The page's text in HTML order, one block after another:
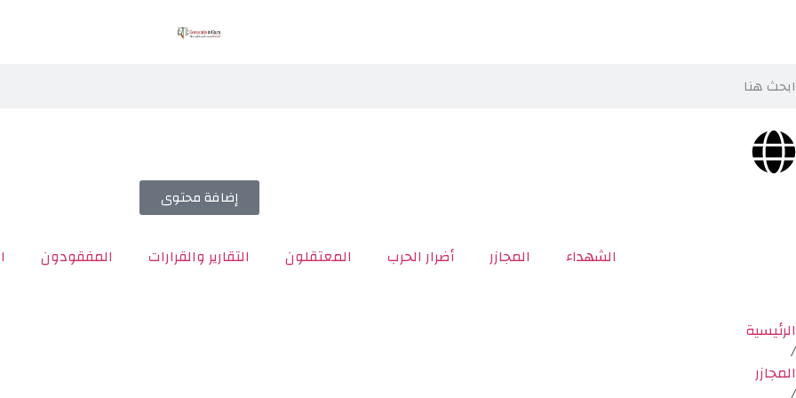
إضافة محتوى
الشهداء المجازر أضرار الحرب المعتقلون التقارير والقرارات المفقودون
الرئيسية
/
المجازر